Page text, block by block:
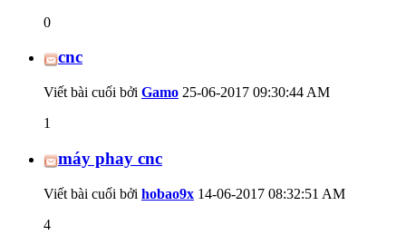
0
cnc
Viết bài cuối bởi Gamo 25-06-2017 09:30:44 AM
1
máy phay cnc
Viết bài cuối bởi hobao9x 14-06-2017 08:32:51 AM
4